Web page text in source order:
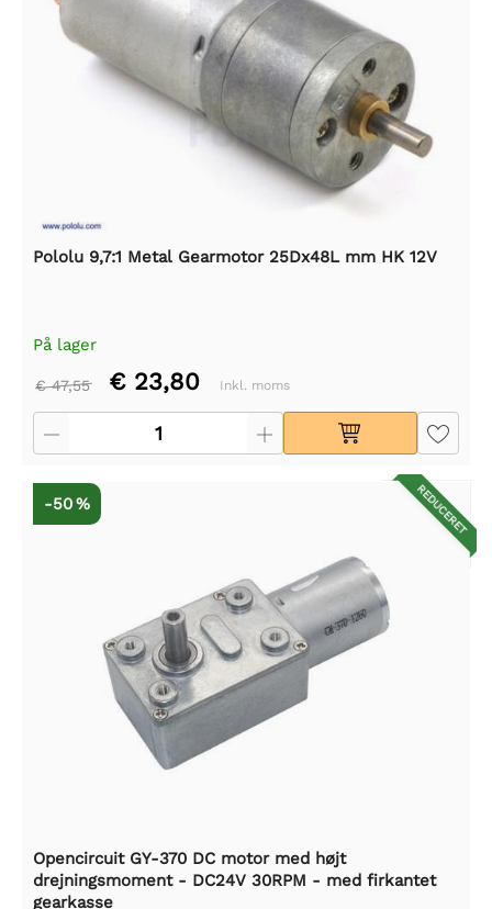
Pololu 9,7:1 Metal Gearmotor 25Dx48L mm HK 12V
På lager
€ 47,55 € 23,80 Inkl. moms
REDUCERET
-50 %
Opencircuit GY-370 DC motor med højt
drejningsmoment - DC24V 30RPM - med firkantet
gearkasse